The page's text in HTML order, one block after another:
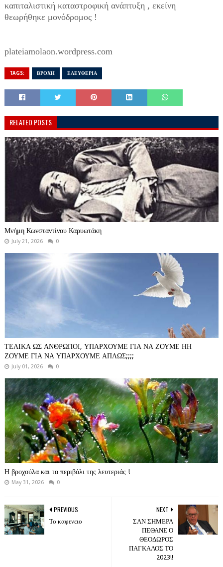
καπιταλιστική καταστροφική ανάπτυξη , εκείνη
θεωρήθηκε μονόδρομος !
plateiamolaon.wordpress.com
TAGS: ΒΡΟΧΗ ΕΛΕΥΘΕΡΙΑ
RELATED POSTS
Μνήμη Κωνσταντίνου Καρυωτάκη
July 21, 2026 0
ΤΕΛΙΚΑ ΩΣ ΑΝΘΡΩΠΟΙ, ΥΠΑΡΧΟΥΜΕ ΓΙΑ ΝΑ ΖΟΥΜΕ ΗΗ
ΖΟΥΜΕ ΓΙΑ ΝΑ ΥΠΑΡΧΟΥΜΕ ΑΠΛΩΣ;;;;
July 01, 2026 0
Η βροχούλα και το περιβόλι της λευτεριάς !
May 31, 2026 0
NEXT
ΣΑΝ ΣΗΜΕΡΑ
ΠΕΘΑΝΕ Ο
ΘΕΟΔΩΡΟΣ
ΠΑΓΚΑΛΟΣ ΤΟ
2023!!
PREVIOUS
Το καφενειο